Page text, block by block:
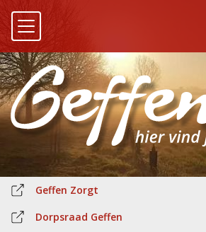
Geffen Zorgt
Dorpsraad Geffen